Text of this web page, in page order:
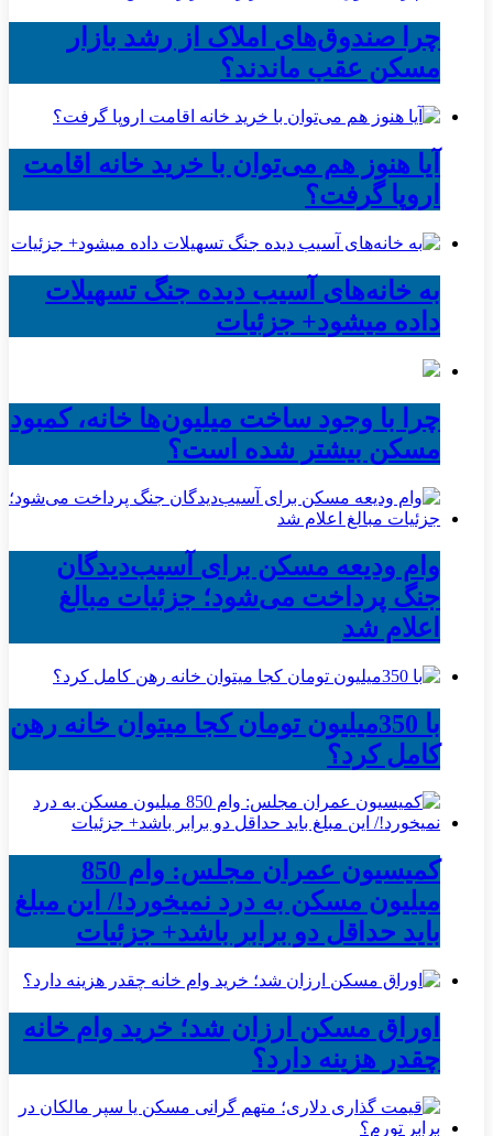
چرا صندوق‌های املاک از رشد بازار
مسکن عقب ماندند؟
آیا هنوز هم می‌توان با خرید خانه اقامت
اروپا گرفت؟
به خانه‌های آسیب دیده جنگ تسهیلات
داده میشود+ جزئیات
چرا با وجود ساخت میلیون‌ها خانه، کمبود
مسکن بیشتر شده است؟
وام ودیعه مسکن برای آسیب‌دیدگان
جنگ پرداخت می‌شود؛ جزئیات مبالغ
اعلام شد
با 350میلیون تومان کجا میتوان خانه رهن
کامل کرد؟
کمیسیون عمران مجلس: وام 850
میلیون مسکن به درد نمیخورد!/ این مبلغ
باید حداقل دو برابر باشد+ جزئیات
اوراق مسکن ارزان شد؛ خرید وام خانه
چقدر هزینه دارد؟